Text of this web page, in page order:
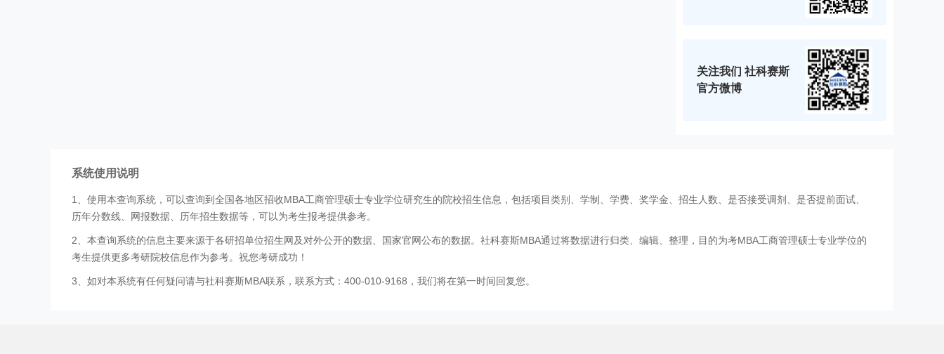
关注我们 社科赛斯
官方微博
系统使用说明
1、使用本查询系统，可以查询到全国各地区招收MBA工商管理硕士专业学位研究生的院校招生信息，包括项目类别、学制、学费、奖学金、招生人数、是否接受调剂、是否提前面试、
历年分数线、网报数据、历年招生数据等，可以为考生报考提供参考。
2、本查询系统的信息主要来源于各研招单位招生网及对外公开的数据、国家官网公布的数据。社科赛斯MBA通过将数据进行归类、编辑、整理，目的为考MBA工商管理硕士专业学位的
考生提供更多考研院校信息作为参考。祝您考研成功！
3、如对本系统有任何疑问请与社科赛斯MBA联系，联系方式：400-010-9168，我们将在第一时间回复您。